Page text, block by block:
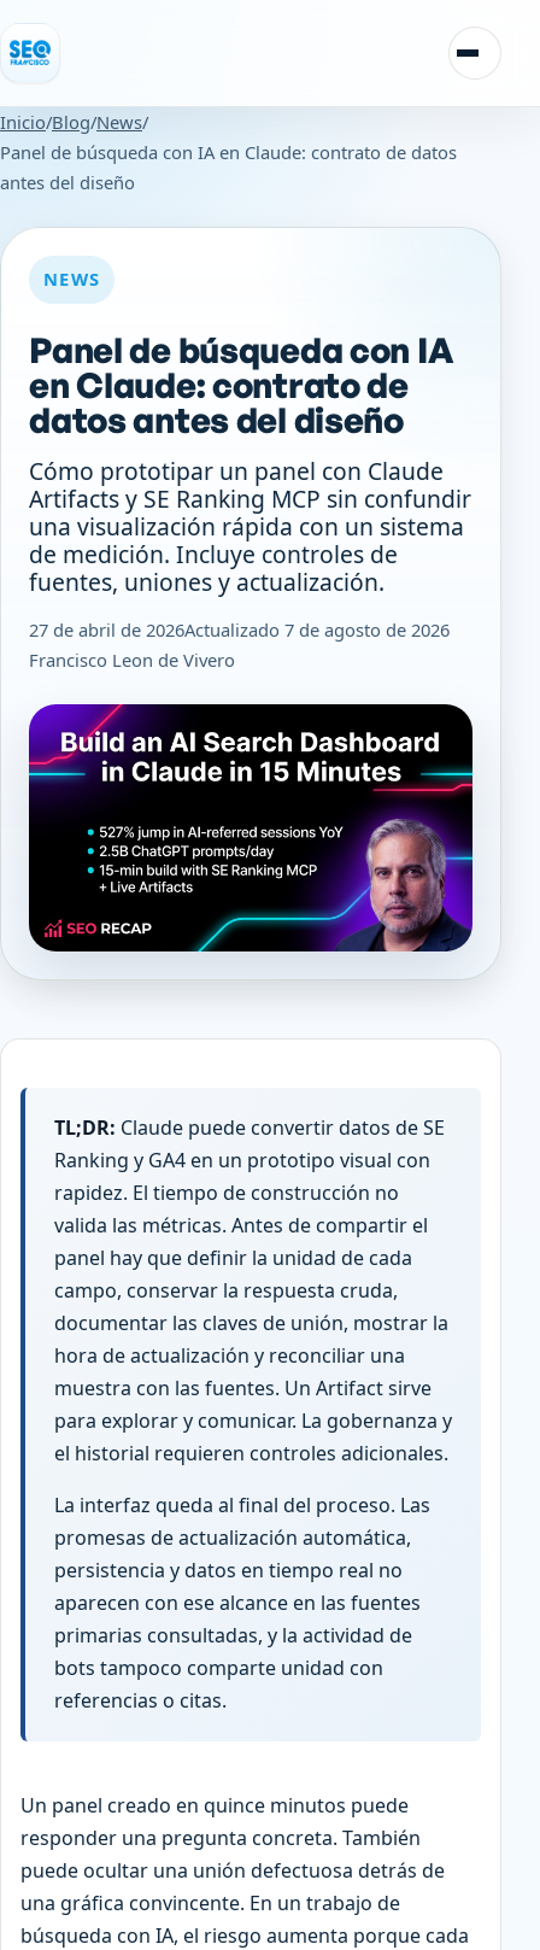
Saltar al contenido
Alternar
Inicio/Blog/News/
Panel de búsqueda con IA en Claude: contrato de datos
antes del diseño
NEWS
Panel de búsqueda con IA
en Claude: contrato de
datos antes del diseño
Cómo prototipar un panel con Claude
Artifacts y SE Ranking MCP sin confundir
una visualización rápida con un sistema
de medición. Incluye controles de
fuentes, uniones y actualización.
27 de abril de 2026Actualizado 7 de agosto de 2026
Francisco Leon de Vivero
TL;DR: Claude puede convertir datos de SE
Ranking y GA4 en un prototipo visual con
rapidez. El tiempo de construcción no
valida las métricas. Antes de compartir el
panel hay que definir la unidad de cada
campo, conservar la respuesta cruda,
documentar las claves de unión, mostrar la
hora de actualización y reconciliar una
muestra con las fuentes. Un Artifact sirve
para explorar y comunicar. La gobernanza y
el historial requieren controles adicionales.
La interfaz queda al final del proceso. Las
promesas de actualización automática,
persistencia y datos en tiempo real no
aparecen con ese alcance en las fuentes
primarias consultadas, y la actividad de
bots tampoco comparte unidad con
referencias o citas.
Un panel creado en quince minutos puede
responder una pregunta concreta. También
puede ocultar una unión defectuosa detrás de
una gráfica convincente. En un trabajo de
búsqueda con IA, el riesgo aumenta porque cada